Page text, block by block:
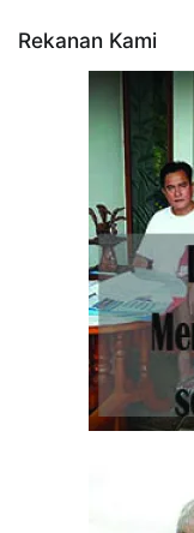
Rekanan Kami